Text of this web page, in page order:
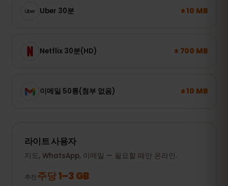
Uber 30분 ± 10 MB
Netflix 30분(HD) ± 700 MB
이메일 50통(첨부 없음) ± 10 MB
라이트 사용자
지도, WhatsApp, 이메일 — 필요할 때만 온라인.
추천 주당 1–3 GB